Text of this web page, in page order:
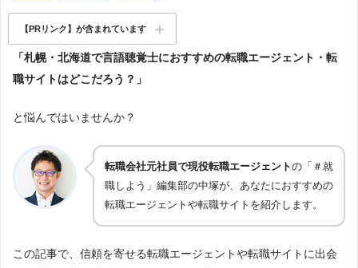
【PRリンク】が含まれています
「札幌・北海道で言語聴覚士におすすめの転職エージェント・転
職サイトはどこだろう？」
と悩んではいませんか？
転職会社元社員で現役転職エージェントの「＃就
職しよう」編集部の中塚が、あなたにおすすめの
転職エージェントや転職サイトを紹介します。
この記事で、信頼を寄せる転職エージェントや転職サイトに出会